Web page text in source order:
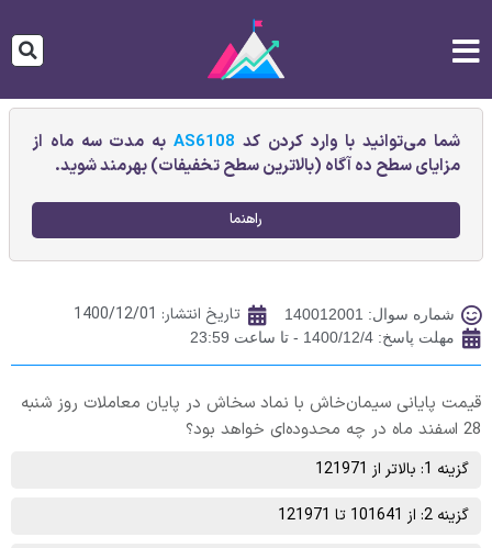
شما می‌توانید با وارد کردن کد AS6108به مدت سه ماه از
مزایای سطح ده آگاه (بالاترین سطح تخفیفات) بهرمند شوید.
راهنما
شماره سوال: 140012001 تاریخ انتشار: 1400/12/01
مهلت پاسخ: 1400/12/4 - تا ساعت 23:59
قیمت پایانی سيمان‌خاش‌ ‌با نماد سخاش در پایان معاملات روز شنبه
28 اسفند ماه در چه محدوده‌ای خواهد بود؟
گزینه 1: بالاتر از 121971
گزینه 2: از 101641 تا 121971